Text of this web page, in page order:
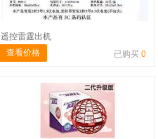
遥控雷霆出机
查看价格
已购买 0